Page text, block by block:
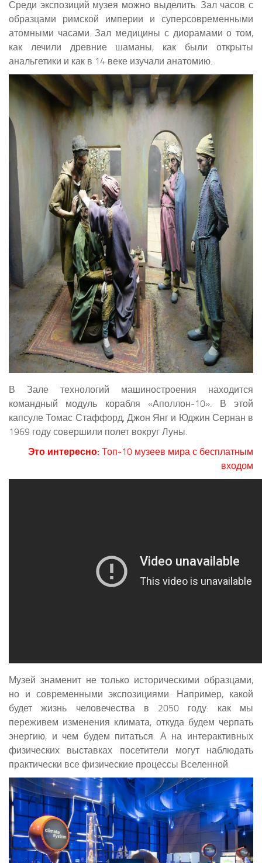
Среди экспозиций музея можно выделить: Зал часов с
образцами римской империи и суперсовременными
атомными часами. Зал медицины с диорамами о том,
как лечили древние шаманы, как были открыты
анальгетики и как в 14 веке изучали анатомию.
В Зале технологий машиностроения находится
командный модуль корабля «Аполлон-10». В этой
капсуле Томас Стаффорд, Джон Янг и Юджин Сернан в
1969 году совершили полет вокруг Луны.
Это интересно: Топ-10 музеев мира с бесплатным
входом
Музей знаменит не только историческими образцами,
но и современными экспозициями. Например, какой
будет жизнь человечества в 2050 году: как мы
переживем изменения климата, откуда будем черпать
энергию, и чем будем питаться. А на интерактивных
физических выставках посетители могут наблюдать
практически все физические процессы Вселенной.